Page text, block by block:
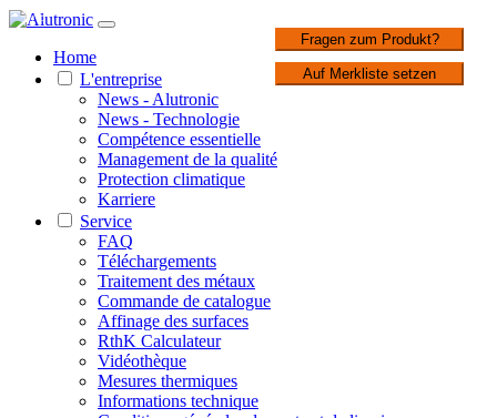
Home
L'entreprise
News - Alutronic
News - Technologie
Compétence essentielle
Management de la qualité
Protection climatique
Karriere
Service
FAQ
Téléchargements
Traitement des métaux
Commande de catalogue
Affinage des surfaces
RthK Calculateur
Vidéothèque
Mesures thermiques
Informations technique
Fragen zum Produkt?
Auf Merkliste setzen
1 / 3